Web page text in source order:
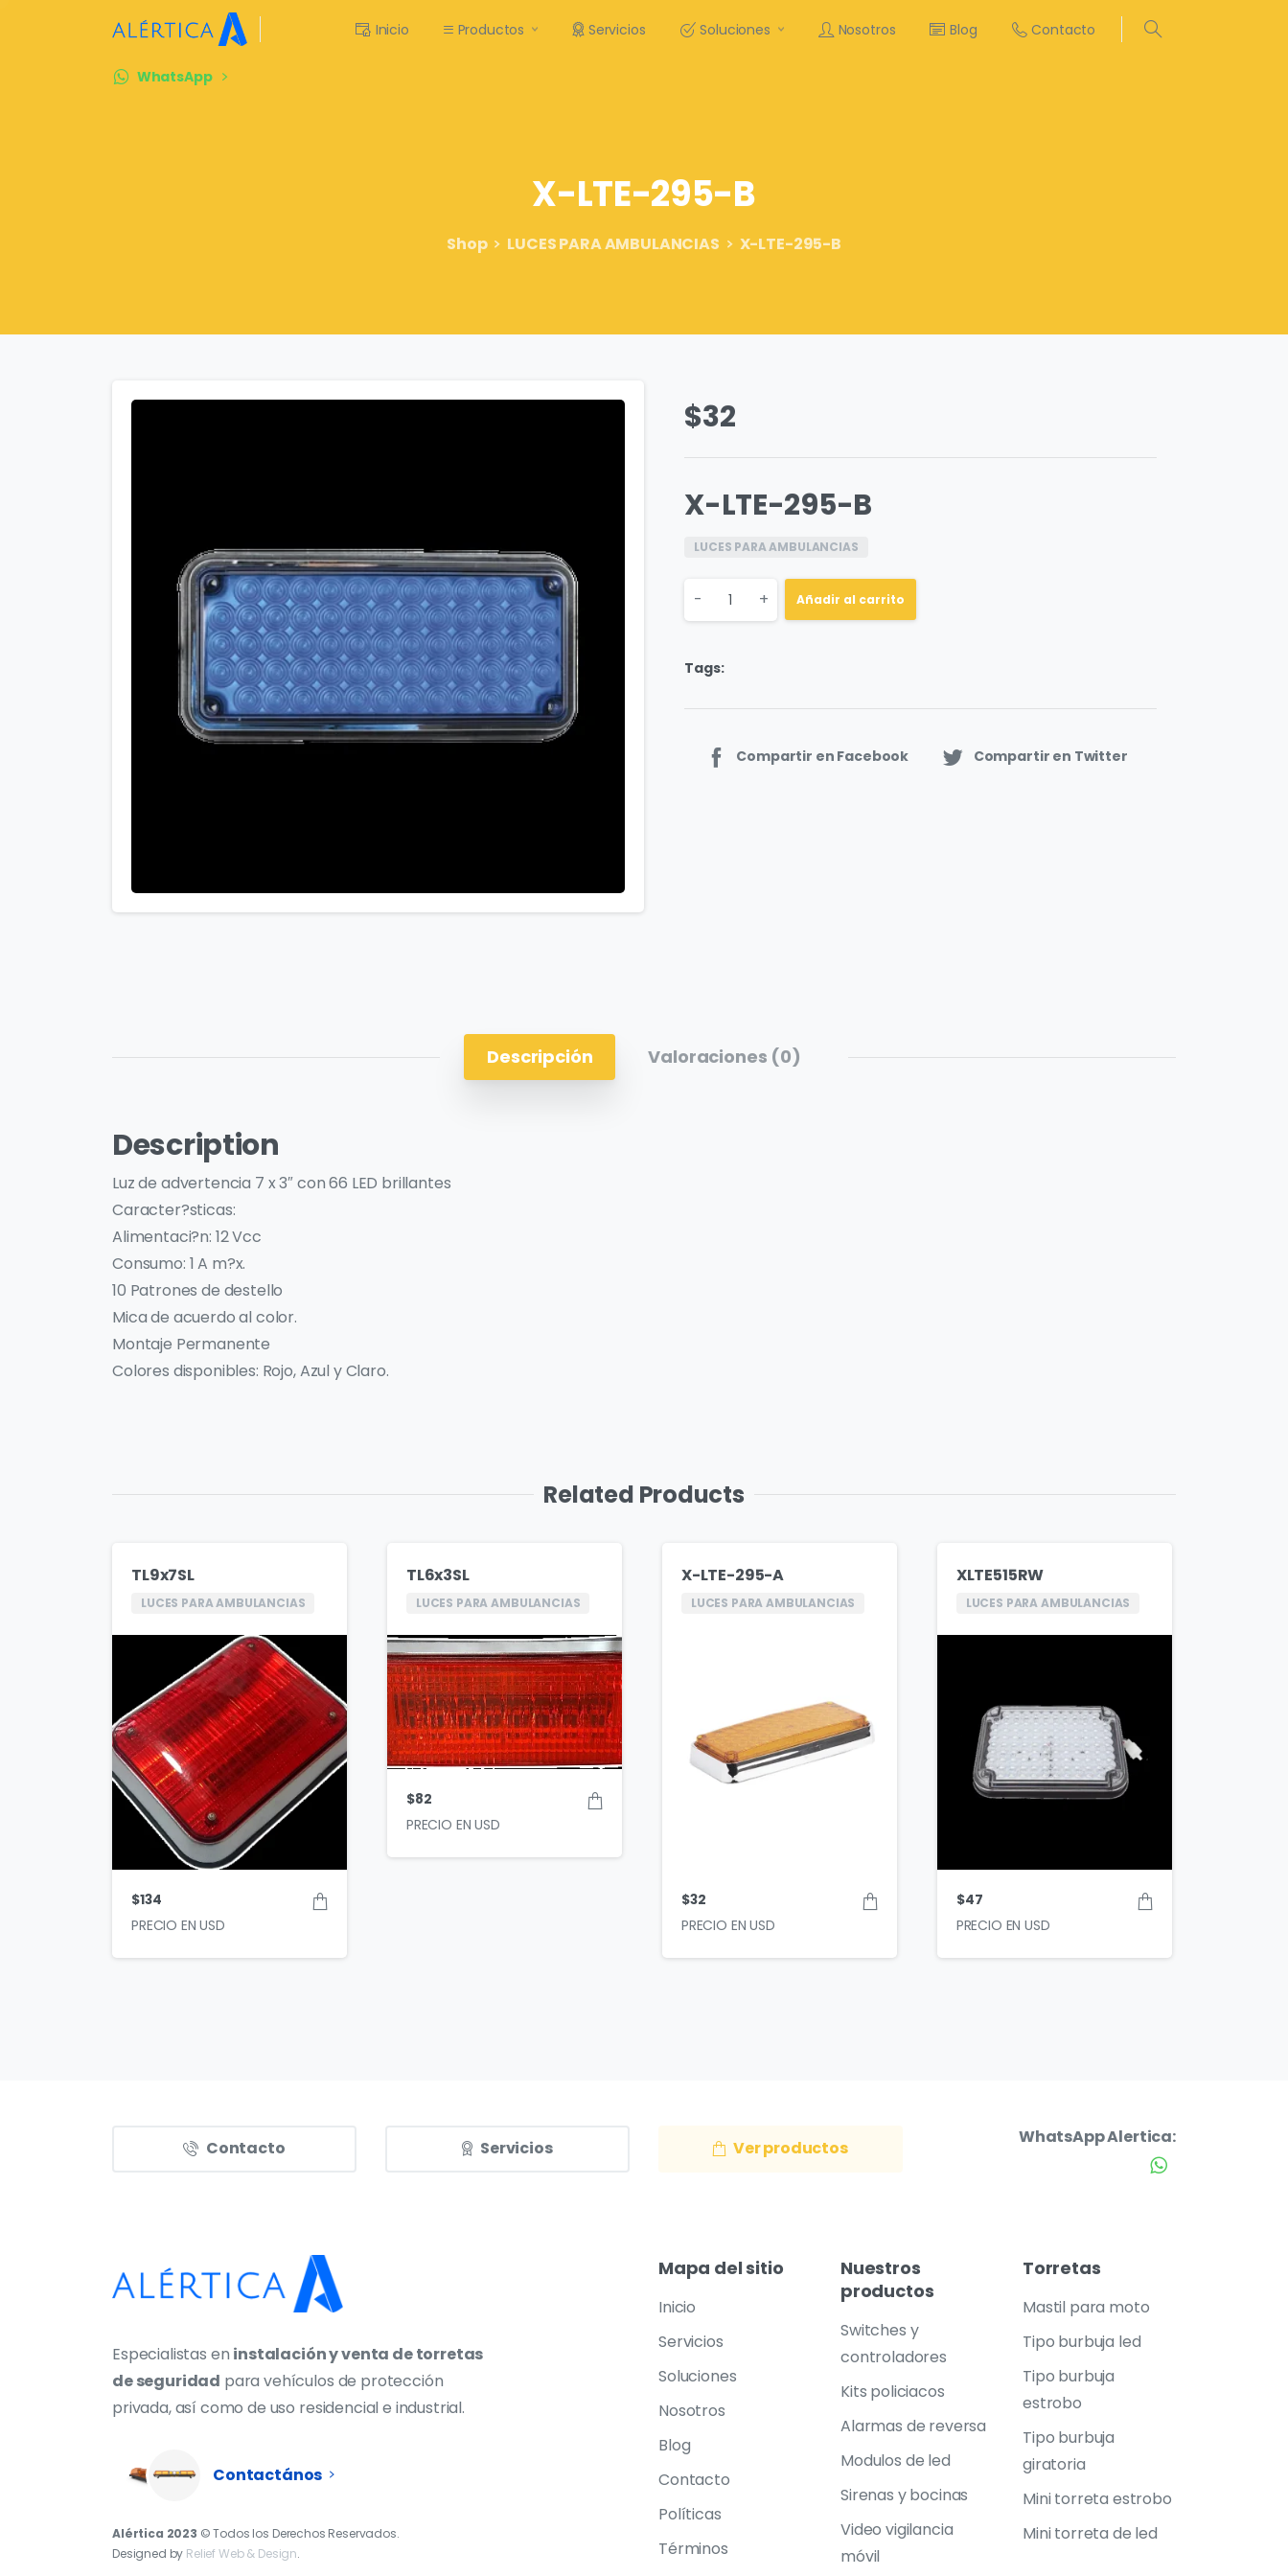
Inicio Productos Servicios Soluciones Nosotros Blog Contacto
Search
WhatsApp
X-LTE-295-B
Shop LUCES PARA AMBULANCIAS X-LTE-295-B
$32
X-LTE-295-B
LUCES PARA AMBULANCIAS
Quantity
- + Añadir al carrito
Tags:
Compartir en Facebook Compartir en Twitter
Descripción Valoraciones (0)
Description
Luz de advertencia 7 x 3″ con 66 LED brillantes
Caracter?sticas:
Alimentaci?n: 12 Vcc
Consumo: 1 A m?x.
10 Patrones de destello
Mica de acuerdo al color.
Montaje Permanente
Colores disponibles: Rojo, Azul y Claro.
Related Products
TL9x7SL
LUCES PARA AMBULANCIAS
$134
TL6x3SL
LUCES PARA AMBULANCIAS
$82
X-LTE-295-A
LUCES PARA AMBULANCIAS
$32
XLTE515RW
LUCES PARA AMBULANCIAS
$47
Contacto Servicios Ver productos
WhatsApp Alertica:
Especialistas en instalación y venta de torretas
de seguridad para vehículos de protección
privada, así como de uso residencial e industrial.
Contactános
Alértica 2023 © Todos los Derechos Reservados.
Designed by Relief Web & Design.
Mapa delsitio
Inicio
Servicios
Soluciones
Nosotros
Blog
Contacto
Políticas
Términos
Nuestros
productos
Switches y
controladores
Kits policiacos
Alarmas de reversa
Modulos de led
Sirenas y bocinas
Video vigilancia
móvil
Torretas
Mastil para moto
Tipo burbuja led
Tipo burbuja
estrobo
Tipo burbuja
giratoria
Mini torreta estrobo
Mini torreta de led